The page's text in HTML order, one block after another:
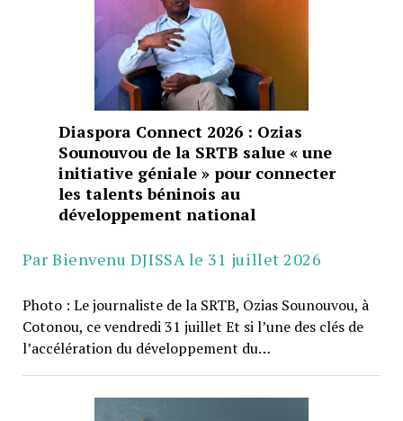
Diaspora Connect 2026 : Ozias
Sounouvou de la SRTB salue « une
initiative géniale » pour connecter
les talents béninois au
développement national
Par Bienvenu DJISSA le 31 juillet 2026
Photo : Le journaliste de la SRTB, Ozias Sounouvou, à
Cotonou, ce vendredi 31 juillet Et si l’une des clés de
l’accélération du développement du…